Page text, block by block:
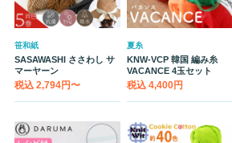
笹和紙
SASAWASHI ささわし サ
マーヤーン
税込 2,794円〜
夏糸
KNW-VCP 韓国 編み糸
VACANCE 4玉セット
税込 4,400円